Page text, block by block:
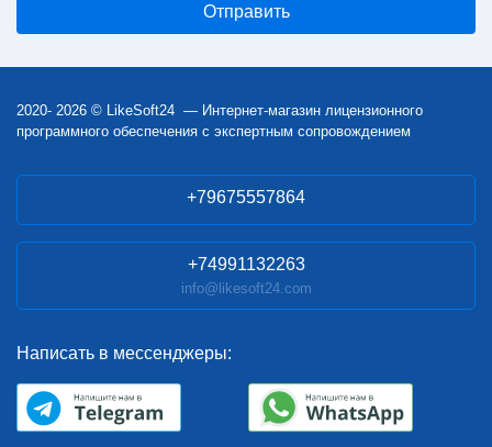
2020- 2026 © LikeSoft24 — Интернет-магазин лицензионного
программного обеспечения с экспертным сопровождением
+79675557864
+74991132263
info@likesoft24.com
Написать в мессенджеры: